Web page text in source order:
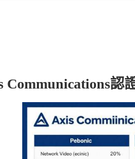
Communications認